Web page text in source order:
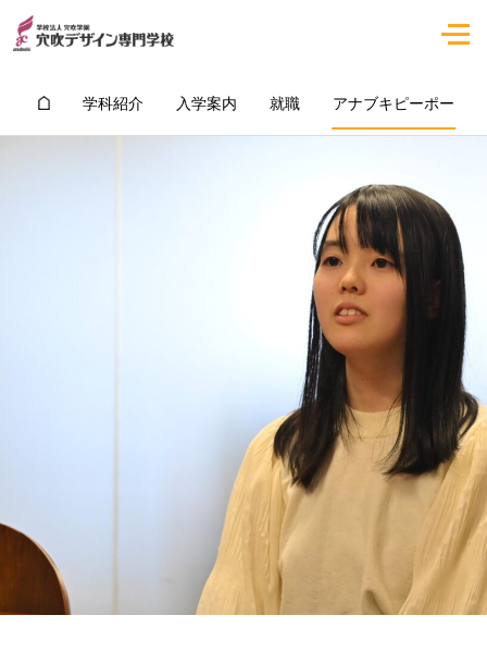
学科紹介 入学案内 就職 アナブキピーポー